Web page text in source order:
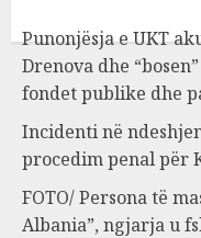
Punonjësja e UKT
Drenova dhe
fondet publike dhe
Incidenti në
procedim penal për
FOTO/ Persona të
Albania”, ngjarja u